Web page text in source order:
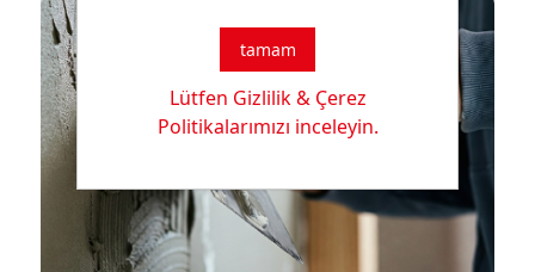
tamam
Lütfen Gizlilik & Çerez
Politikalarımızı inceleyin.